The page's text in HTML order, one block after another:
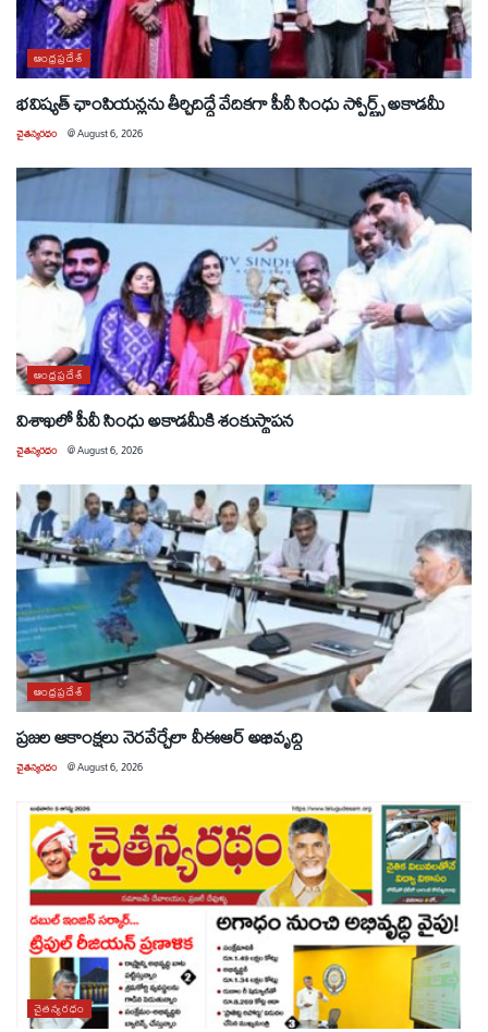
ఆంధ్రప్రదేశ్
భవిష్యత్ ఛాంపియన్లను తీర్చిదిద్దే వేదికగా పీవీ సింధు స్పోర్ట్స్ అకాడమీ
చైతన్యరధం @August 6, 2026
ఆంధ్రప్రదేశ్
విశాఖలో పీవీ సింధు అకాడమీకి శంకుస్థాపన
చైతన్యరధం @August 6, 2026
ఆంధ్రప్రదేశ్
ప్రజల ఆకాంక్షలు నెరవేర్చేలా వీఈఆర్ అభివృద్ధి
చైతన్యరధం @August 6, 2026
చైతన్యరధం